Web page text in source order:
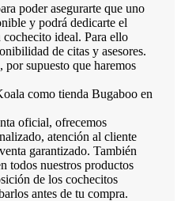
poder asegurarte que uno
y podrá dedicarte el
ideal. Para ello
de citas y asesores.
supuesto que haremos
como tienda Bugaboo en
oficial, ofrecemos
atención al cliente
garantizado. También
todos nuestros productos
de los cochecitos
antes de tu compra.